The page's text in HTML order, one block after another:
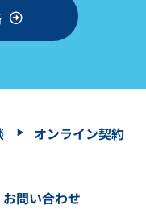
オンライン契約
お問い合わせ